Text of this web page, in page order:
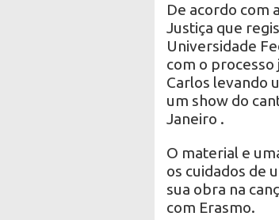
De acordo com
Justiça que
Universidade
com o
Carlos levando
um show do
Janeiro .
O material e
os cuidados de
sua obra na
com Erasmo.